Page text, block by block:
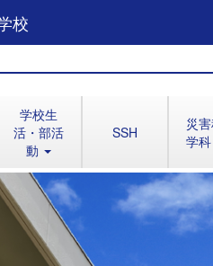
校
学校生
活・部活
動
SSH
災
学科